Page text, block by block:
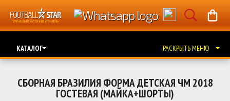
КАТАЛОГ РАСКРЫТЬ МЕНЮ
СБОРНАЯ БРАЗИЛИЯ ФОРМА ДЕТСКАЯ ЧМ 2018
ГОСТЕВАЯ (МАЙКА+ШОРТЫ)